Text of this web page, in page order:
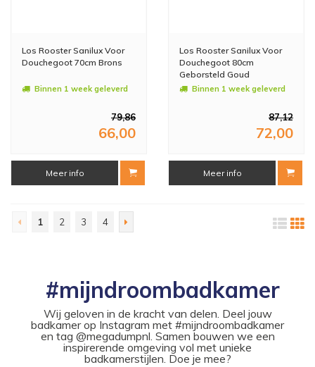
Los Rooster Sanilux Voor
Douchegoot 70cm Brons
Binnen 1 week geleverd
79,86
66,00
Meer info
Los Rooster Sanilux Voor
Douchegoot 80cm
Geborsteld Goud
Binnen 1 week geleverd
87,12
72,00
Meer info
1 2 3 4
#mijndroombadkamer
Wij geloven in de kracht van delen. Deel jouw
badkamer op Instagram met #mijndroombadkamer
en tag @megadumpnl. Samen bouwen we een
inspirerende omgeving vol met unieke
badkamerstijlen. Doe je mee?